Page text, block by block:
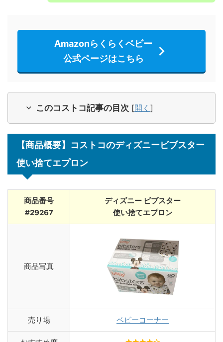
Amazonらくらくベビー
公式ページはこちら
このコストコ記事の目次 [開く ]
【商品概要】コストコのディズニービブスター
使い捨てエプロン
商品番号
#29267
ディズニー ビブスター
使い捨てエプロン
商品写真
売り場 ベビーコーナー